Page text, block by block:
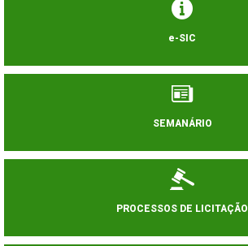
e-SIC
SEMANÁRIO
PROCESSOS DE LICITAÇÃO